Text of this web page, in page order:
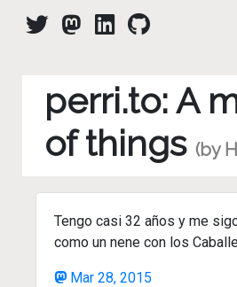
perri.to: A
of things (by
Tengo casi 32 años y me
como un nene con los
Mar 28, 2015